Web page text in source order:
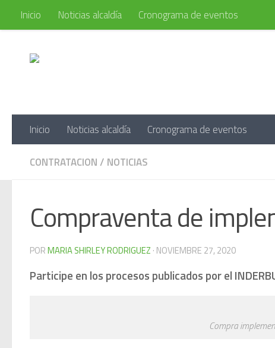
Saltar al contenido
Inicio Noticias alcaldía Cronograma de eventos
Inicio Noticias alcaldía Cronograma de eventos
CONTRATACION/ NOTICIAS
Compraventa de
PORMARIA SHIRLEY RODRIGUEZ · NOVIEMBRE 27, 2020
Participe en los procesos publicados por el
Compra